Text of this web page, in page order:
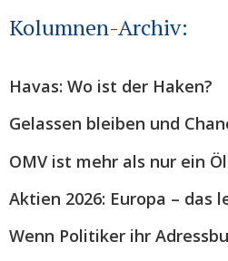
Kolumnen-Archiv:
Havas: Wo ist der Haken?
Gelassen bleiben und
OMV ist mehr als nur ein
Aktien 2026: Europa – das
Wenn Politiker ihr